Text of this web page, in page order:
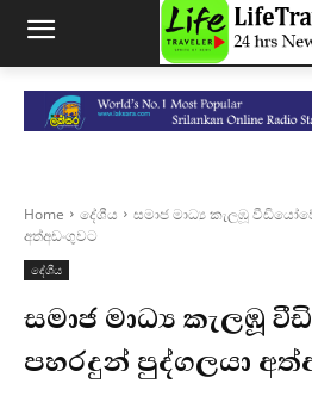
Home දේශීය
සමාජ මාධ්‍ය කැලඹූ
අත්අඩංගුවට
දේශීය
සමාජ මාධ්‍ය කැලඹූ
පහරදුන් පුද්ගලයා